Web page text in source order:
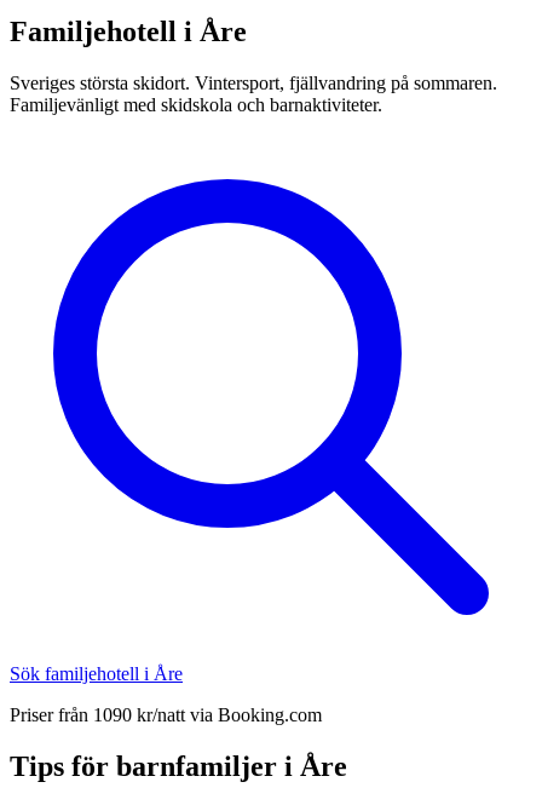
Familjehotell i Åre
Sveriges största skidort. Vintersport, fjällvandring på sommaren.
Familjevänligt med skidskola och barnaktiviteter.
Sök familjehotell i Åre
Priser från 1090 kr/natt via Booking.com
Tips för barnfamiljer i Åre